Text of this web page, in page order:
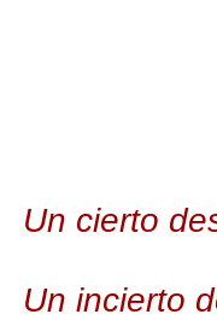
Un cierto
Un incierto